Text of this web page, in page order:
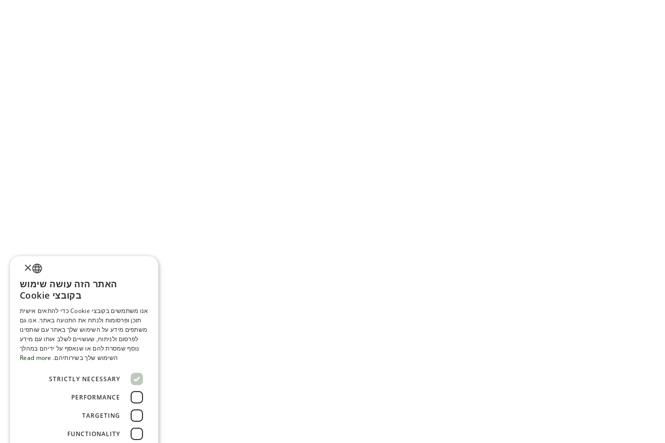
ENGLISH
SERBIA
HEBREW
RUSSIAN
SERBIAN-2
×
האתר הזה עושה שימוש
בקובצי Cookie
אנו משתמשים בקובצי Cookie כדי להתאים אישית
תוכן ופרסומות ולנתח את התנועה באתר. אנו גם
משתפים מידע על השימוש שלך באתר עם שותפינו
לפרסום ולניתוח, שעשויים לשלב אותו עם מידע
נוסף שמסרת להם או שנאסף על ידיהם במהלך
השימוש שלך בשירותיהם. Read more
STRICTLY NECESSARY
PERFORMANCE
TARGETING
FUNCTIONALITY